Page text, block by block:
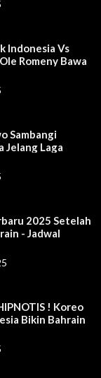
Indonesia Vs
Romeny Bawa
Sambangi
Jelang Laga
Maret 2025
2025 Setelah
- Jadwal
! Koreo
Bikin Bahrain
Bahrain 2025